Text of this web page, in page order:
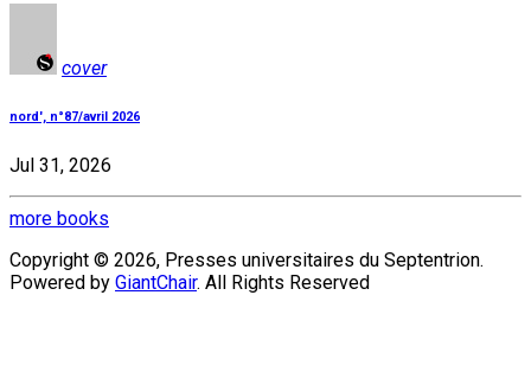
cover
nord', n°87/avril 2026
Jul 31, 2026
more books
Copyright © 2026, Presses universitaires du Septentrion.
Powered by GiantChair. All Rights Reserved